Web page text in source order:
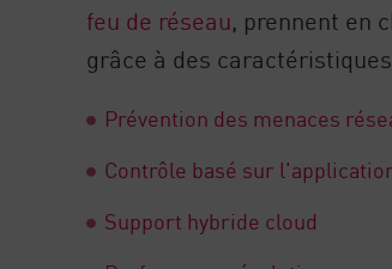
feu de réseau, prennent en
grâce à des
Prévention des menaces
Contrôle basé sur
Support hybride cloud